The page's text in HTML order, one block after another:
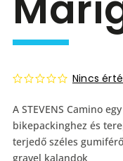
Nincs
A STEVENS Camino
bikepackinghez és
terjedő széles
gravel kalandok